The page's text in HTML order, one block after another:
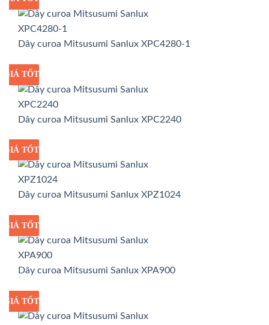
Dây curoa Mitsusumi Sanlux XPC4280-1
GIÁ SỈ
GIÁ TỐT
Dây curoa Mitsusumi Sanlux XPC2240
GIÁ SỈ
GIÁ TỐT
Dây curoa Mitsusumi Sanlux XPZ1024
GIÁ SỈ
GIÁ TỐT
Dây curoa Mitsusumi Sanlux XPA900
GIÁ SỈ
GIÁ TỐT